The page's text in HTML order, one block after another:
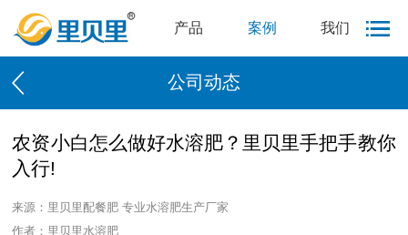
产品 案例 我们
公司动态
农资小白怎么做好水溶肥？里贝里手把手教你
入行!
来源：里贝里配餐肥 专业水溶肥生产厂家
作者：里贝里水溶肥